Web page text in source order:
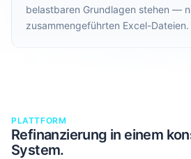
belastbaren Grundlagen stehen —
zusammengeführten Excel-Dateien.
PLATTFORM
Refinanzierung in einem
System.